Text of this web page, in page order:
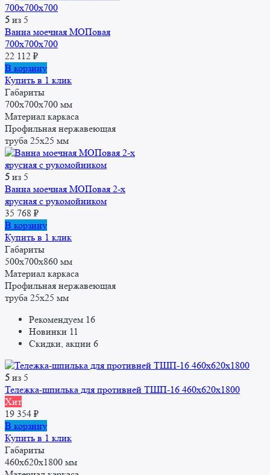
5 из 5
Ванна моечная МОПовая
700x700x700
22 112 ₽
В корзину
Купить в 1 клик
Габариты
700x700x700 мм
Материал каркаса
Профильная нержавеющая
труба 25x25 мм
5 из 5
Ванна моечная МОПовая 2-х
ярусная с рукомойником
35 768 ₽
В корзину
Купить в 1 клик
Габариты
500x700x860 мм
Материал каркаса
Профильная нержавеющая
труба 25x25 мм
Рекомендуем 16
Новинки 11
Скидки, акции 6
5 из 5
Тележка-шпилька для противней ТШП-16 460x620x1800
Хит
19 354 ₽
В корзину
Купить в 1 клик
Габариты
460x620x1800 мм